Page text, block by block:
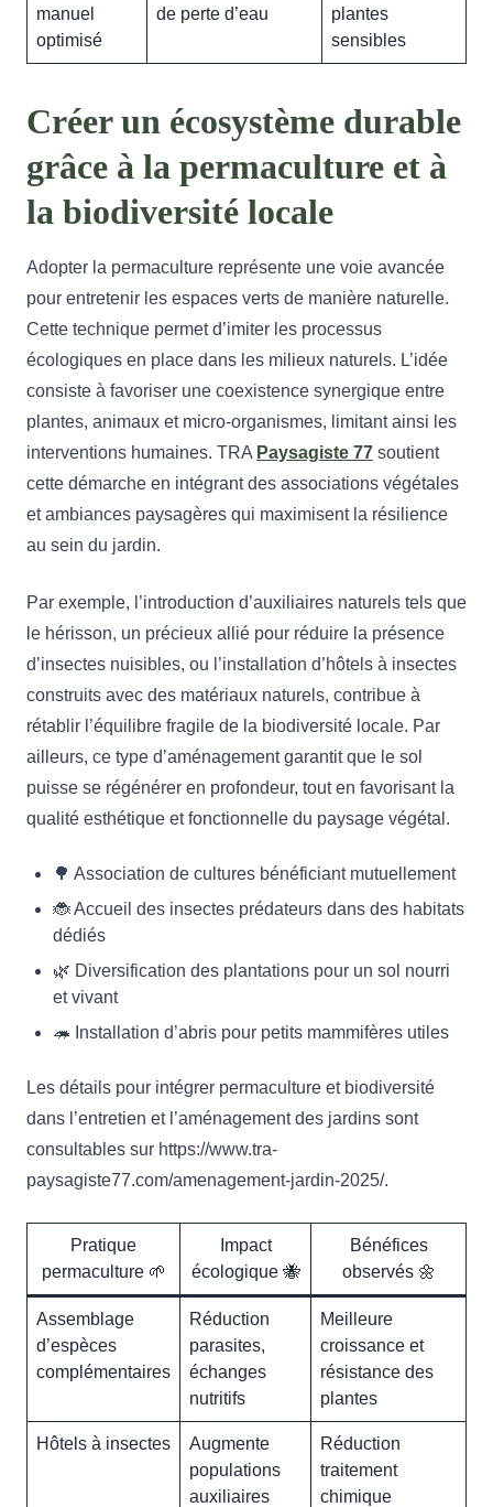
manuel
optimisé
de perte d’eau
plantes
sensibles
Créer un écosystème durable
grâce à la permaculture et à
la biodiversité locale
Adopter la permaculture représente une voie avancée
pour entretenir les espaces verts de manière naturelle.
Cette technique permet d’imiter les processus
écologiques en place dans les milieux naturels. L’idée
consiste à favoriser une coexistence synergique entre
plantes, animaux et micro-organismes, limitant ainsi les
interventions humaines. TRA Paysagiste 77 soutient
cette démarche en intégrant des associations végétales
et ambiances paysagères qui maximisent la résilience
au sein du jardin.
Par exemple, l’introduction d’auxiliaires naturels tels que
le hérisson, un précieux allié pour réduire la présence
d’insectes nuisibles, ou l’installation d’hôtels à insectes
construits avec des matériaux naturels, contribue à
rétablir l’équilibre fragile de la biodiversité locale. Par
ailleurs, ce type d’aménagement garantit que le sol
puisse se régénérer en profondeur, tout en favorisant la
qualité esthétique et fonctionnelle du paysage végétal.
🌳 Association de cultures bénéficiant mutuellement
🐞 Accueil des insectes prédateurs dans des habitats
dédiés
🌿 Diversification des plantations pour un sol nourri
et vivant
🦔 Installation d’abris pour petits mammifères utiles
Les détails pour intégrer permaculture et biodiversité
dans l’entretien et l’aménagement des jardins sont
consultables sur https://www.tra-
paysagiste77.com/amenagement-jardin-2025/.
Pratique
permaculture 🌱
Impact
écologique 🐝
Bénéfices
observés 🌼
Assemblage
d’espèces
complémentaires
Réduction
parasites,
échanges
nutritifs
Meilleure
croissance et
résistance des
plantes
Hôtels à insectes
Augmente
populations
auxiliaires
Réduction
traitement
chimique